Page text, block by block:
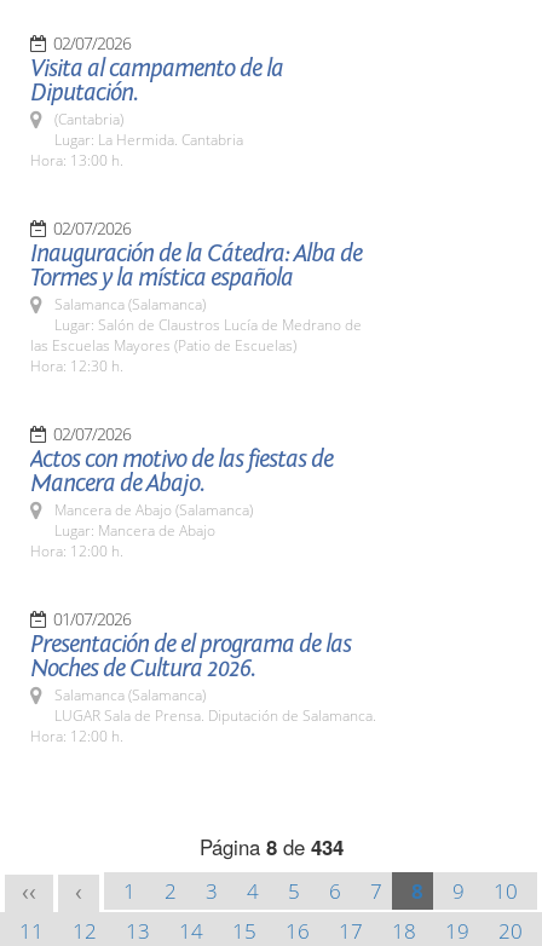
02/07/2026
Visita al campamento de la
Diputación.
(Cantabria)
Lugar: La Hermida. Cantabria
Hora: 13:00 h.
02/07/2026
Inauguración de la Cátedra: Alba de
Tormes y la mística española
Salamanca (Salamanca)
Lugar: Salón de Claustros Lucía de Medrano de
las Escuelas Mayores (Patio de Escuelas)
Hora: 12:30 h.
02/07/2026
Actos con motivo de las fiestas de
Mancera de Abajo.
Mancera de Abajo (Salamanca)
Lugar: Mancera de Abajo
Hora: 12:00 h.
01/07/2026
Presentación de el programa de las
Noches de Cultura 2026.
Salamanca (Salamanca)
LUGAR Sala de Prensa. Diputación de Salamanca.
Hora: 12:00 h.
Página 8de 434
<< < 1 2 3 4 5 6 7 8 9
10
11
12 13 14 15 16 17 18 19
20